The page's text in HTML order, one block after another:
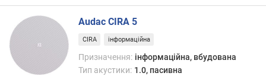
)
м
і
н
Audac CIRA 5
CIRA інформаційна
Призначення: інформаційна, вбудована
Тип акустики: 1.0, пасивна